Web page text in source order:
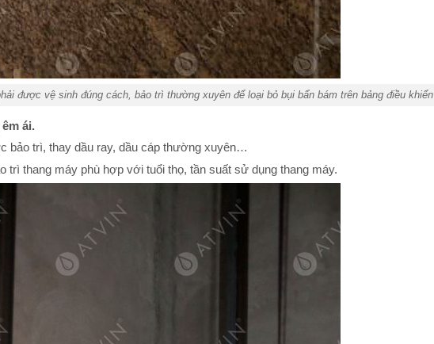
được vệ sinh đúng cách, bảo trì thường xuyên để loại bỏ bụi bẩn bám trên bảng điều khiển
ái.
bảo trì, thay dầu ray, dầu cáp thường xuyên…
trì thang máy phù hợp với tuổi thọ, tần suất sử dụng thang máy.